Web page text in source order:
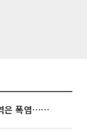
동해안은 시간당 80㎜ 폭우, 그 외 지역은 폭염…‘극과 극 날씨’